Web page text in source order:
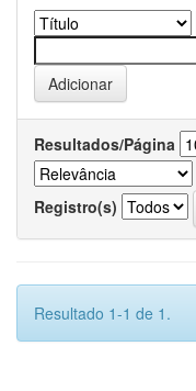
Resultados/Página
Registro(s)
Resultado 1-1 de 1.